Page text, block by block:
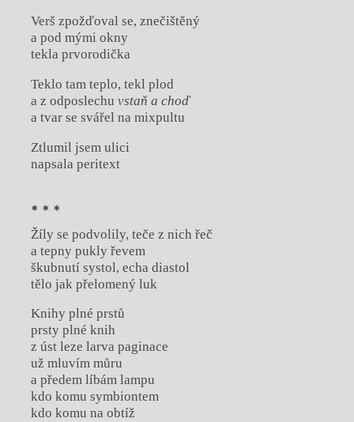
Verš zpožďoval se, znečištěný
a pod mými okny
tekla prvorodička
Teklo tam teplo, tekl plod
a z odposlechu vstaň a choď
a tvar se svářel na mixpultu
Ztlumil jsem ulici
napsala peritext
* * *
Žíly se podvolily, teče z nich řeč
a tepny pukly řevem
škubnutí systol, echa diastol
tělo jak přelomený luk
Knihy plné prstů
prsty plné knih
z úst leze larva paginace
už mluvím můru
a předem líbám lampu
kdo komu symbiontem
kdo komu na obtíž